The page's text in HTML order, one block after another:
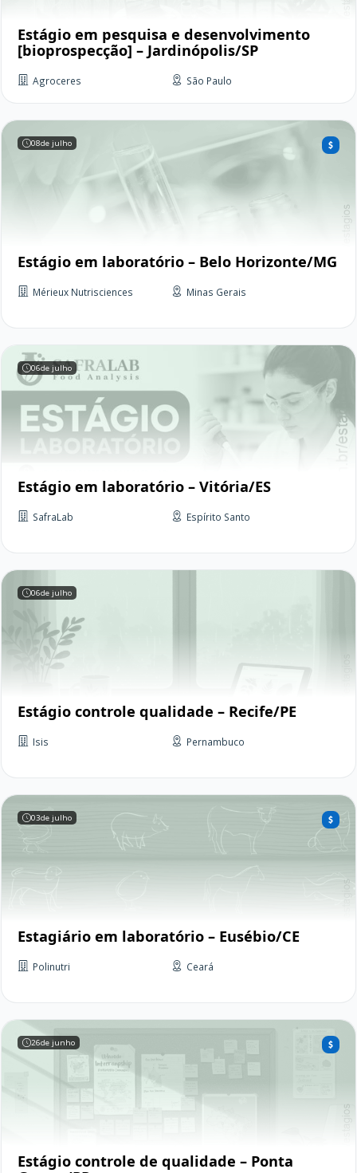
Estágio em pesquisa e desenvolvimento
[bioprospecção] – Jardinópolis/SP
Agroceres São Paulo
08de julho
Estágio em laboratório – Belo Horizonte/MG
Mérieux Nutrisciences Minas Gerais
06de julho
Estágio em laboratório – Vitória/ES
SafraLab Espírito Santo
06de julho
Estágio controle qualidade – Recife/PE
Isis Pernambuco
03de julho
Estagiário em laboratório – Eusébio/CE
Polinutri Ceará
26de junho
Estágio controle de qualidade – Ponta